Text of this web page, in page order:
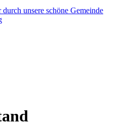
unsere schöne Gemeinde